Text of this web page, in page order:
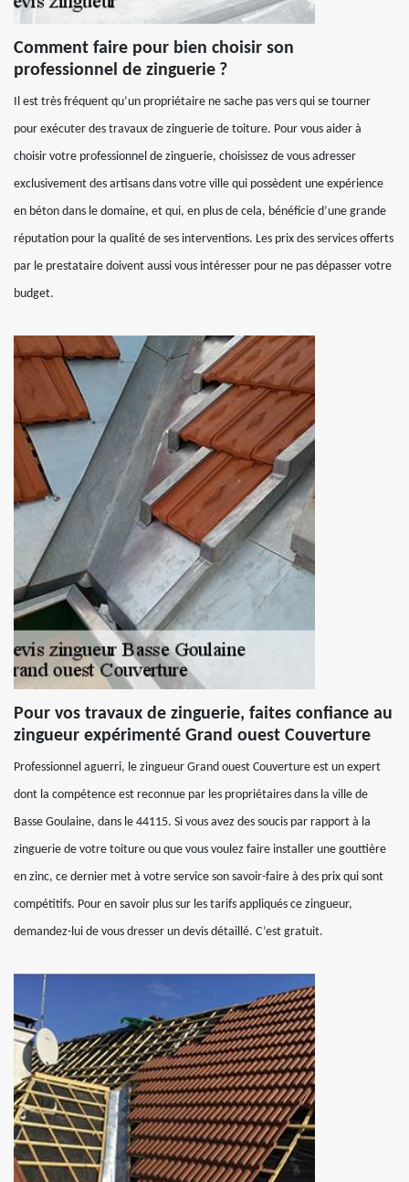
Comment faire pour bien choisir son
professionnel de zinguerie ?
Il est très fréquent qu’un propriétaire ne sache pas vers qui se tourner
pour exécuter des travaux de zinguerie de toiture. Pour vous aider à
choisir votre professionnel de zinguerie, choisissez de vous adresser
exclusivement des artisans dans votre ville qui possèdent une expérience
en béton dans le domaine, et qui, en plus de cela, bénéficie d’une grande
réputation pour la qualité de ses interventions. Les prix des services offerts
par le prestataire doivent aussi vous intéresser pour ne pas dépasser votre
budget.
Pour vos travaux de zinguerie, faites confiance au
zingueur expérimenté Grand ouest Couverture
Professionnel aguerri, le zingueur Grand ouest Couverture est un expert
dont la compétence est reconnue par les propriétaires dans la ville de
Basse Goulaine, dans le 44115. Si vous avez des soucis par rapport à la
zinguerie de votre toiture ou que vous voulez faire installer une gouttière
en zinc, ce dernier met à votre service son savoir-faire à des prix qui sont
compétitifs. Pour en savoir plus sur les tarifs appliqués ce zingueur,
demandez-lui de vous dresser un devis détaillé. C’est gratuit.